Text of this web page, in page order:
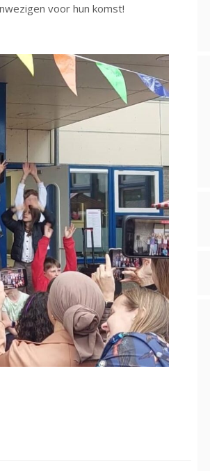
voor hun komst!